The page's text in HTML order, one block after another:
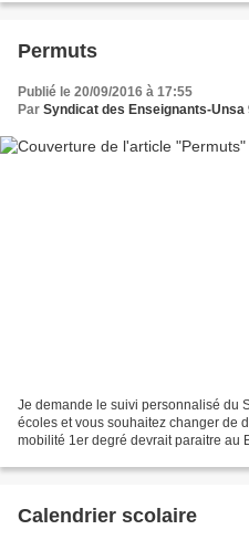
Permuts
Publié le 20/09/2016 à 17:55
Par Syndicat des Enseignants-Unsa
Je demande le suivi personnalisé du
écoles et vous souhaitez changer de
mobilité 1er degré devrait paraitre au
Calendrier scolaire